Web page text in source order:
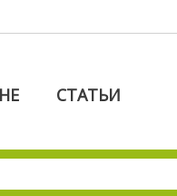
СТАТЬИ